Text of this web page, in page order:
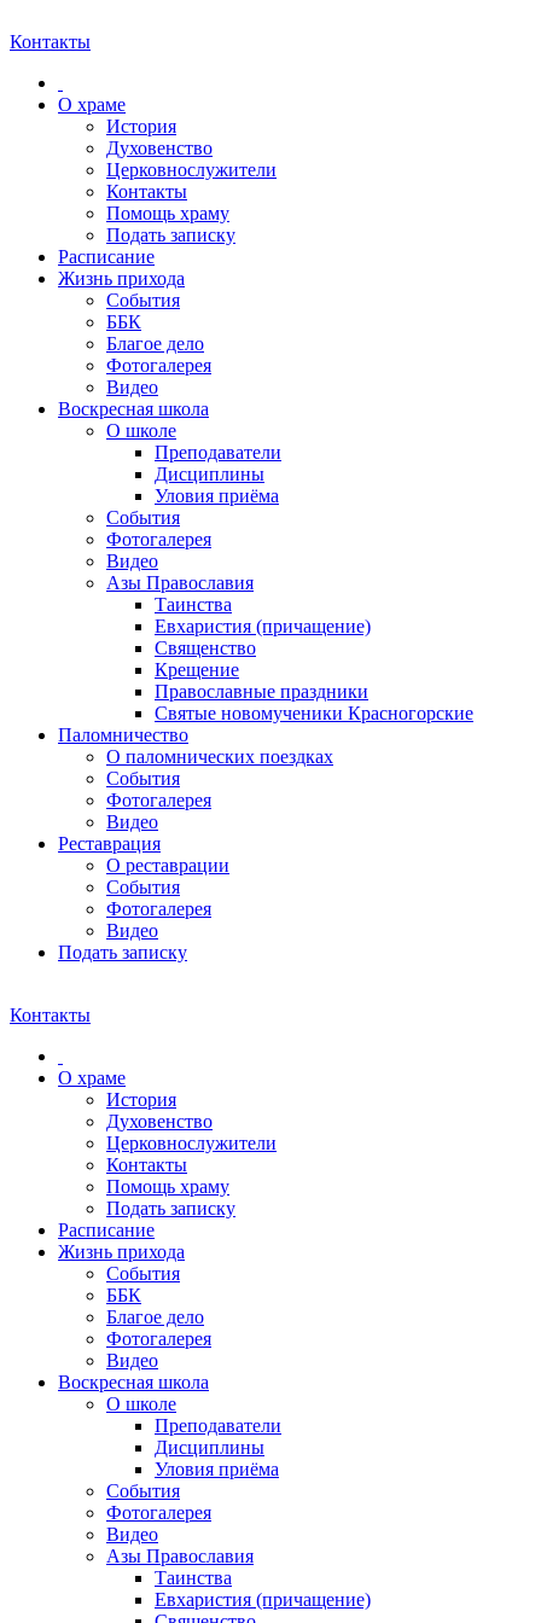
Контакты
О храме
История
Духовенство
Церковнослужители
Контакты
Помощь храму
Подать записку
Расписание
Жизнь прихода
События
ББК
Благое дело
Фотогалерея
Видео
Воскресная школа
О школе
Преподаватели
Дисциплины
Уловия приёма
События
Фотогалерея
Видео
Азы Православия
Таинства
Евхаристия (причащение)
Священство
Крещение
Православные праздники
Святые новомученики Красногорские
Паломничество
О паломнических поездках
События
Фотогалерея
Видео
Реставрация
О реставрации
События
Фотогалерея
Видео
Подать записку
Контакты
О храме
История
Духовенство
Церковнослужители
Контакты
Помощь храму
Подать записку
Расписание
Жизнь прихода
События
ББК
Благое дело
Фотогалерея
Видео
Воскресная школа
О школе
Преподаватели
Дисциплины
Уловия приёма
События
Фотогалерея
Видео
Азы Православия
Таинства
Евхаристия (причащение)